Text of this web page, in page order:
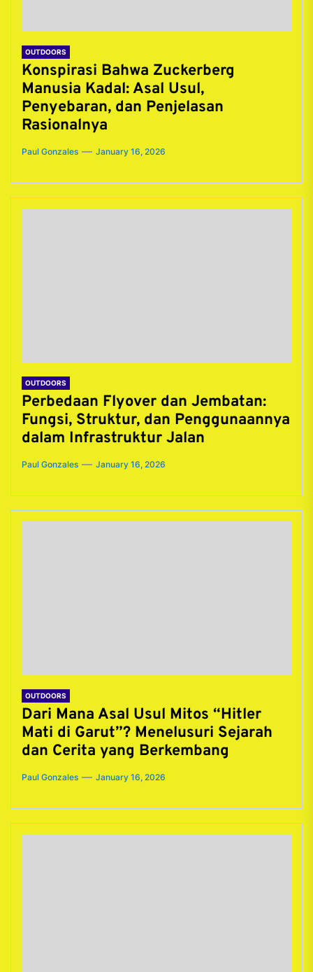
OUTDOORS
Konspirasi Bahwa Zuckerberg
Manusia Kadal: Asal Usul,
Penyebaran, dan Penjelasan
Rasionalnya
Paul Gonzales January 16, 2026
OUTDOORS
Perbedaan Flyover dan Jembatan:
Fungsi, Struktur, dan Penggunaannya
dalam Infrastruktur Jalan
Paul Gonzales January 16, 2026
OUTDOORS
Dari Mana Asal Usul Mitos “Hitler
Mati di Garut”? Menelusuri Sejarah
dan Cerita yang Berkembang
Paul Gonzales January 16, 2026